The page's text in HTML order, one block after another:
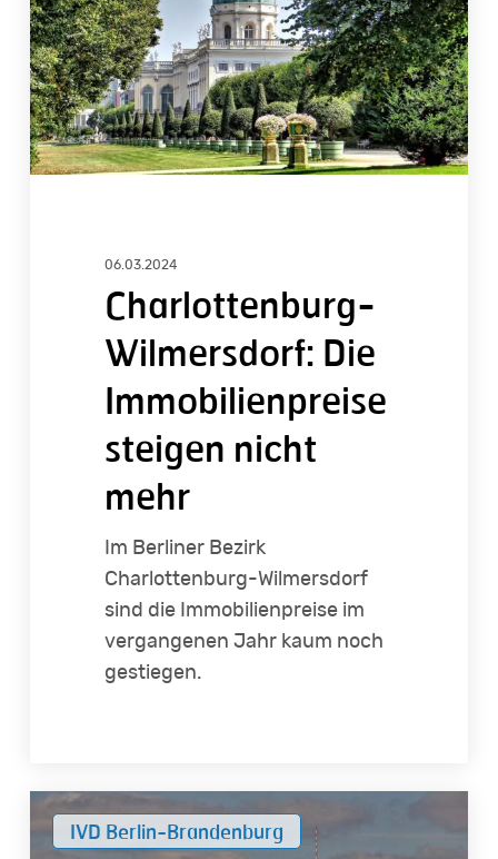
steigen
nicht
mehr
06.03.2024
Charlottenburg-
Wilmersdorf: Die
Immobilienpreise
steigen nicht
mehr
Im Berliner Bezirk
Charlottenburg-Wilmersdorf
sind die Immobilienpreise im
vergangenen Jahr kaum noch
gestiegen.
So
entwickeln
IVD Berlin-Brandenburg